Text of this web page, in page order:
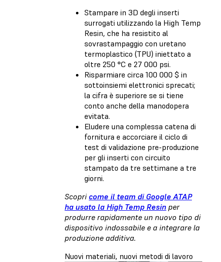
Stampare in 3D degli inserti
surrogati utilizzando la High Temp
Resin, che ha resistito al
sovrastampaggio con uretano
termoplastico (TPU) iniettato a
oltre 250 °C e 27 000 psi.
Risparmiare circa 100 000 $ in
sottoinsiemi elettronici sprecati;
la cifra è superiore se si tiene
conto anche della manodopera
evitata.
Eludere una complessa catena di
fornitura e accorciare il ciclo di
test di validazione pre-produzione
per gli inserti con circuito
stampato da tre settimane a tre
giorni.
Scopri come il team di Google ATAP
ha usato la High Temp Resin per
produrre rapidamente un nuovo tipo di
dispositivo indossabile e a integrare la
produzione additiva.
Nuovi materiali, nuovi metodi di lavoro